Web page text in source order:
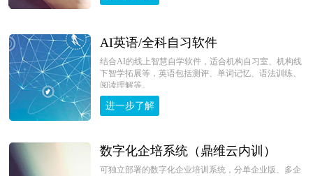
AI英语/全科自习软件
结合AI的线上智慧自学软件，适合机构自习室、机构线
下智学拓展等，英语包括测评、单词记忆、语法训练、
阅读理解等。
进一步了解
数字化企培系统（鼎维云内训）
可独立部署的数字化企业培训系统，分单企业版、多企